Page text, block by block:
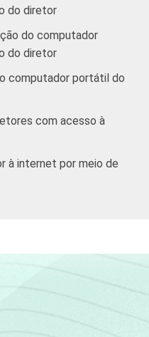
Sul
47 53
Tem
do diretor
do computador
do diretor
computador portátil do
com acesso à
à internet por meio de